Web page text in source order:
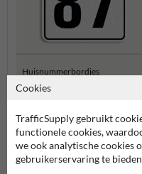
Huisnummerbordjes
Cookies
TrafficSupply gebruikt
functionele cookies,
we ook analytische cookies
gebruikerservaring te